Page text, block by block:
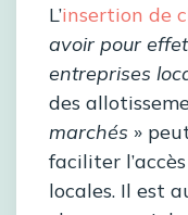
L’insertion de
avoir pour
entreprises
des
marchés »
faciliter
locales. Il est